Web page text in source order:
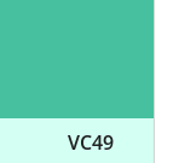
VC49